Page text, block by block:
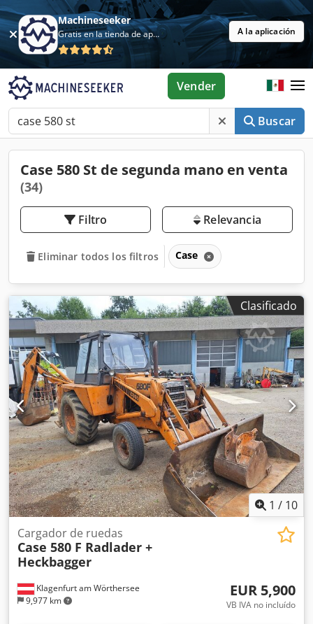
Machineseeker
Gratis en la tienda de aplicaciones A la aplicación
Buscar
Vender
Case 580 St de segunda mano en venta
(34)
Filtro Relevancia
Eliminar todos los filtros Case
Clasificado
1 / 10
Klagenfurt am Wörthersee
9,977 km
Cargador de ruedas
Case 580 F Radlader +
Heckbagger
EUR 5,900
VB IVA no incluído